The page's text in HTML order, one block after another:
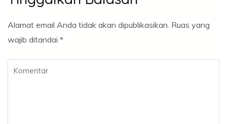
Alamat email Anda tidak akan dipublikasikan. Ruas yang
wajib ditandai *
Komentar